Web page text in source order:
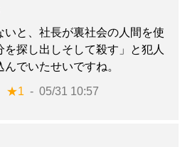
いと、社長が裏社会の人間を使
を探し出しそして殺す」と犯人
んでいたせいですね。
★1 05/31 10:57